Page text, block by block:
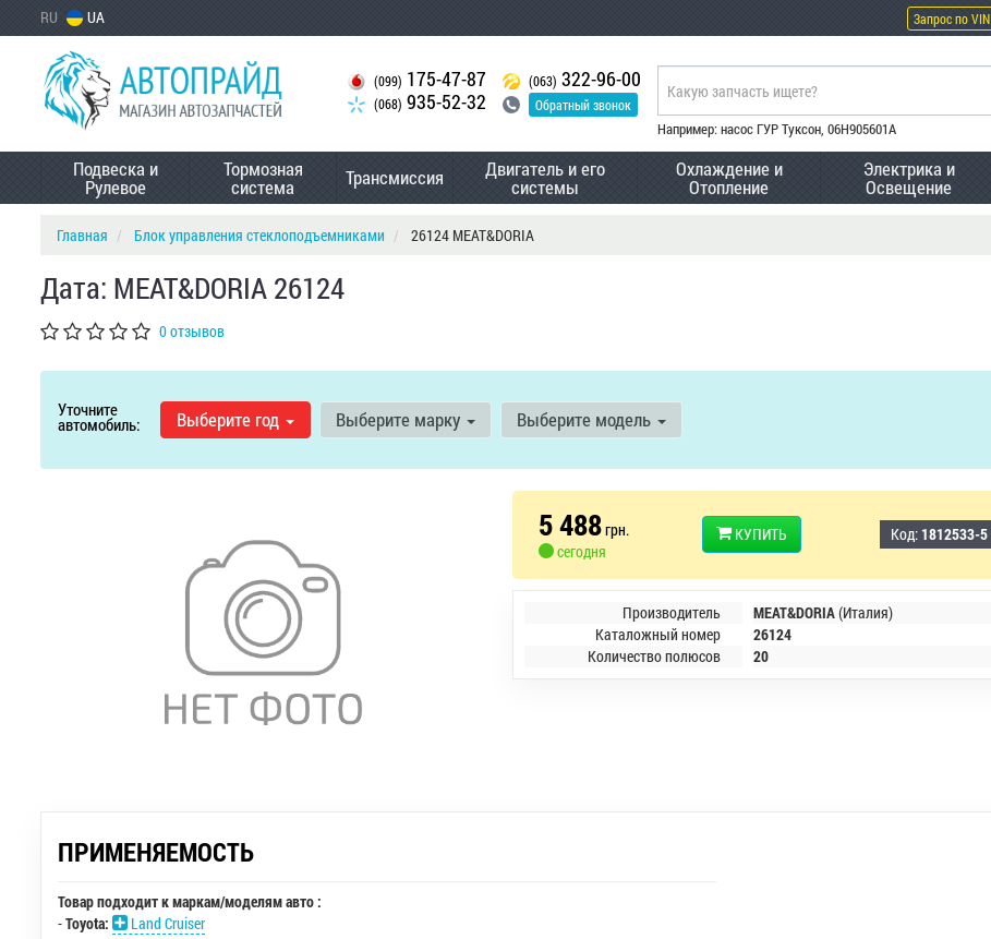
RU UA Запрос по VIN
(099) 175-47-87
(068) 935-52-32
(063) 322-96-00
Обратный звонок
Например: насос ГУР Туксон, 06H905601A
Подвеска и
Рулевое
Тормозная
система Трансмиссия Двигатель и его
системы
Охлаждение и
Отопление
Электрика и
Освещение
Главная Блок управления стеклоподъемниками 26124 MEAT&DORIA
Дата: MEAT&DORIA 26124
0 отзывов
Уточните
автомобиль: Выберите год Выберите марку Выберите модель
5 488грн.
сегодня
КУПИТЬ Код: 1812533-5
Производитель MEAT&DORIA(Италия)
Каталожный номер
26124
Количество полюсов
20
ПРИМЕНЯЕМОСТЬ
Товар подходит к маркам/моделям авто :
-Toyota:
Land Cruiser